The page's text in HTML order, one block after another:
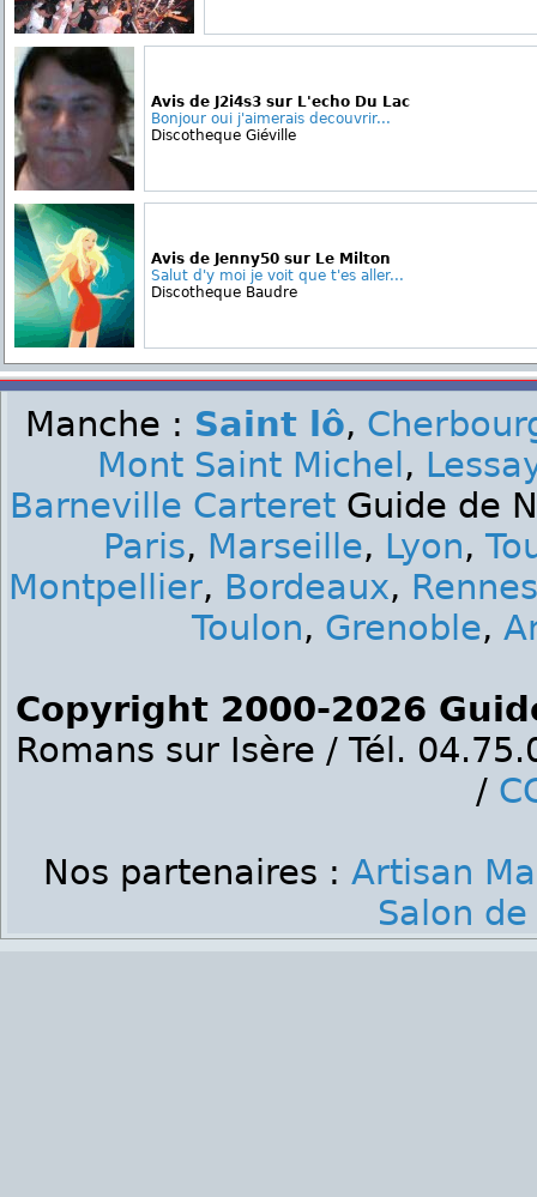
Avis de J2i4s3 sur L'echo Du Lac
Bonjour oui j'aimerais decouvrir...
Discotheque Giéville
Avis de Jenny50 sur Le Milton
Salut d'y moi je voit que t'es aller...
Discotheque Baudre
Manche : Saint lô,
Mont Saint Michel ,
Barneville CarteretGuide de
Paris, Marseille, Lyon,
Montpellier, Bordeaux, Rennes
Toulon, Grenoble,
Copyright 2000-2026
Romans sur Isère / Tél.
/
Nos partenaires : Artisan
Salon